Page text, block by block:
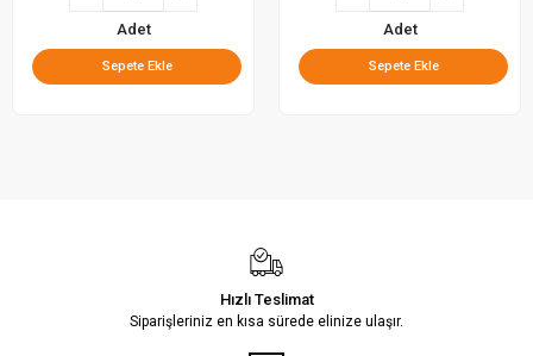
Adet
Sepete Ekle
Adet
Sepete Ekle
Hızlı Teslimat
Siparişleriniz en kısa sürede elinize ulaşır.